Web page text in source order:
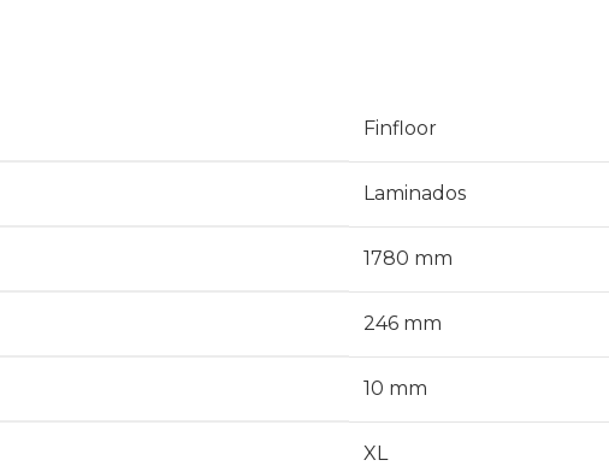
Finfloor
Laminados
1780 mm
246 mm
10 mm
XL